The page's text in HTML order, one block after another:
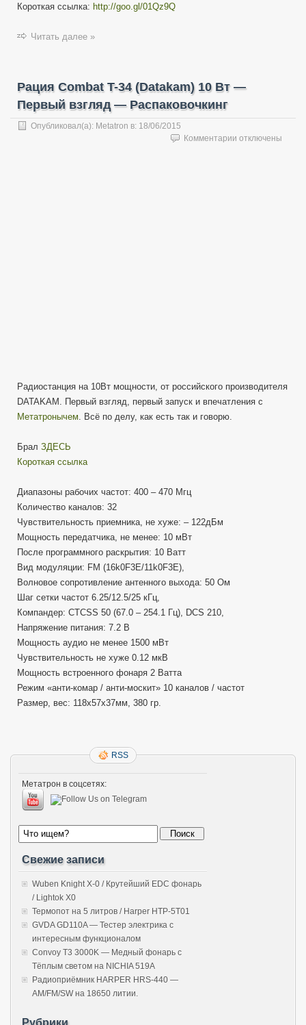
Короткая ссылка: http://goo.gl/01Qz9Q
Читать далее »
Рация Combat T-34 (Datakam) 10 Вт —
Первый взгляд — Распаковочкинг
Опубликовал(а): Metatron в: 18/06/2015
Комментарии котключены
Радиостанция на 10Вт мощности, от российского производителя
DATAKAM. Первый взгляд, первый запуск и впечатления с
Метатронычем . Всё по делу, как есть так и говорю.
Брал ЗДЕСЬ
Короткая ссылка
Диапазоны рабочих частот: 400 – 470 Мгц
Количество каналов: 32
Чувствительность приемника, не хуже: – 122дБм
Мощность передатчика, не менее: 10 мВт
После программного раскрытия: 10 Ватт
Вид модуляции: FM (16k0F3E/11k0F3E),
Волновое сопротивление антенного выхода: 50 Ом
Шаг сетки частот 6.25/12.5/25 кГц,
Компандер: CTCSS 50 (67.0 – 254.1 Гц), DCS 210,
Напряжение питания: 7.2 В
Мощность аудио не менее 1500 мВт
Чувствительность не хуже 0.12 мкВ
Мощность встроенного фонаря 2 Ватта
Режим «анти-комар / анти-москит» 10 каналов / частот
Размер, вес: 118х57х37мм, 380 гр.
RSS
Метатрон в соцсетях:
Свежие записи
Wuben Knight X-0 / Крутейший EDC фонарь
/ Lightok X0
Термопот на 5 литров / Harper HTP-5T01
GVDA GD110A — Тестер электрика с
интересным функционалом
Convoy T3 3000K — Медный фонарь с
Тёплым светом на NICHIA 519A
Радиоприёмник HARPER HRS-440 —
AM/FM/SW на 18650 литии.
Рубрики